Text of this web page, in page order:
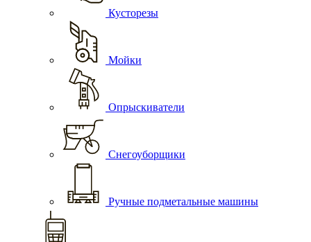
Кусторезы
Мойки
Опрыскиватели
Снегоуборщики
Ручные подметальные машины